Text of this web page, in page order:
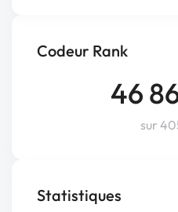
Codeur Rank
46
sur
Statistiques